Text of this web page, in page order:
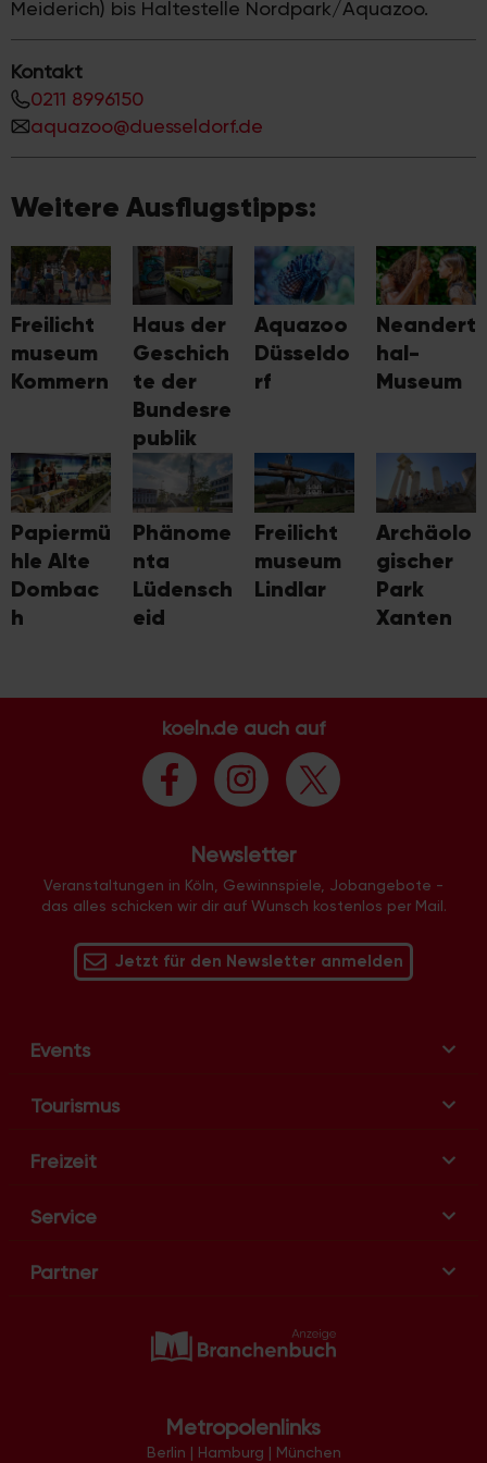
Meiderich) bis Haltestelle Nordpark/Aquazoo.
Kontakt
0211 8996150
aquazoo@duesseldorf.de
Weitere Ausflugstipps:
Freilicht
museum
Kommern
Haus der
Geschich
te der
Bundesre
publik
Aquazoo
Düsseldo
rf
Neandert
hal-
Museum
Papiermü
hle Alte
Dombac
h
Phänome
nta
Lüdensch
eid
Freilicht
museum
Lindlar
Archäolo
gischer
Park
Xanten
koeln.de auch auf
Newsletter
Veranstaltungen in Köln, Gewinnspiele, Jobangebote -
das alles schicken wir dir auf Wunsch kostenlos per Mail.
Jetzt für den Newsletter anmelden
Events
Tourismus
Freizeit
Service
Partner
Metropolenlinks
Berlin | Hamburg | München